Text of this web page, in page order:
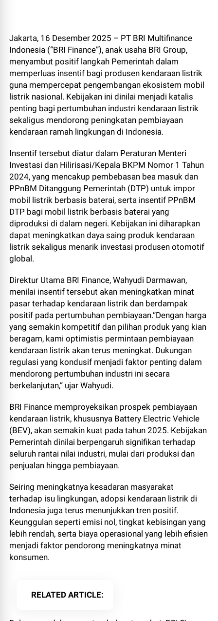
Jakarta, 16 Desember 2025 – PT BRI Multifinance
Indonesia (“BRI Finance”), anak usaha BRI Group,
menyambut positif langkah Pemerintah dalam
memperluas insentif bagi produsen kendaraan listrik
guna mempercepat pengembangan ekosistem mobil
listrik nasional. Kebijakan ini dinilai menjadi katalis
penting bagi pertumbuhan industri kendaraan listrik
sekaligus mendorong peningkatan pembiayaan
kendaraan ramah lingkungan di Indonesia.
Insentif tersebut diatur dalam Peraturan Menteri
Investasi dan Hilirisasi/Kepala BKPM Nomor 1 Tahun
2024, yang mencakup pembebasan bea masuk dan
PPnBM Ditanggung Pemerintah (DTP) untuk impor
mobil listrik berbasis baterai, serta insentif PPnBM
DTP bagi mobil listrik berbasis baterai yang
diproduksi di dalam negeri. Kebijakan ini diharapkan
dapat meningkatkan daya saing produk kendaraan
listrik sekaligus menarik investasi produsen otomotif
global.
Direktur Utama BRI Finance, Wahyudi Darmawan,
menilai insentif tersebut akan meningkatkan minat
pasar terhadap kendaraan listrik dan berdampak
positif pada pertumbuhan pembiayaan.“Dengan harga
yang semakin kompetitif dan pilihan produk yang kian
beragam, kami optimistis permintaan pembiayaan
kendaraan listrik akan terus meningkat. Dukungan
regulasi yang kondusif menjadi faktor penting dalam
mendorong pertumbuhan industri ini secara
berkelanjutan,” ujar Wahyudi.
BRI Finance memproyeksikan prospek pembiayaan
kendaraan listrik, khususnya Battery Electric Vehicle
(BEV), akan semakin kuat pada tahun 2025. Kebijakan
Pemerintah dinilai berpengaruh signifikan terhadap
seluruh rantai nilai industri, mulai dari produksi dan
penjualan hingga pembiayaan.
Seiring meningkatnya kesadaran masyarakat
terhadap isu lingkungan, adopsi kendaraan listrik di
Indonesia juga terus menunjukkan tren positif.
Keunggulan seperti emisi nol, tingkat kebisingan yang
lebih rendah, serta biaya operasional yang lebih efisien
menjadi faktor pendorong meningkatnya minat
konsumen.
RELATED ARTICLE